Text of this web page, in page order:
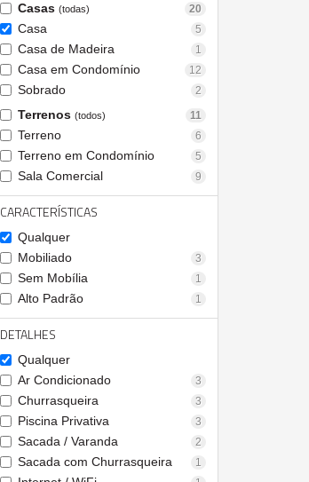
Casas (todas) 20
Casa 5
Casa de Madeira 1
Casa em Condomínio 12
Sobrado 2
Terrenos (todos) 11
Terreno 6
Terreno em Condomínio 5
Sala Comercial 9
CARACTERÍSTICAS
Qualquer
Mobiliado
3
Sem Mobília 1
Alto Padrão 1
DETALHES
Qualquer
Ar Condicionado
3
Churrasqueira 3
Piscina Privativa 3
Sacada / Varanda 2
Sacada com Churrasqueira 1